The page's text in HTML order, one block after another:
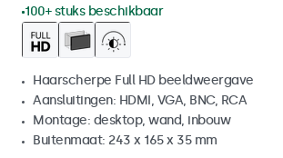
100+ stuks beschikbaar
Haarscherpe Full HD beeldweergave
Aansluitingen: HDMI, VGA, BNC, RCA
Montage: desktop, wand, inbouw
Buitenmaat: 243 x 165 x 35 mm